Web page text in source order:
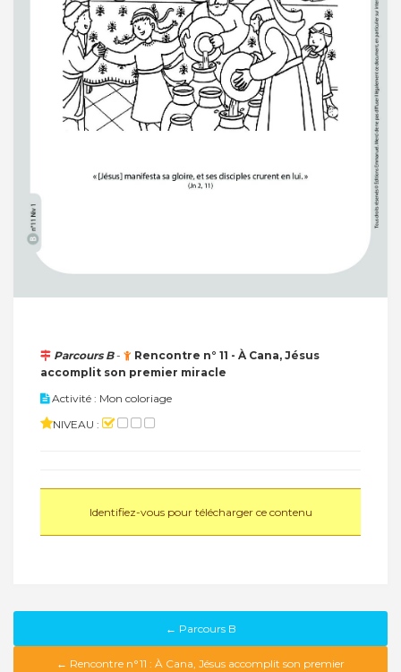
Parcours B-
Rencontre n° 11 - À Cana, Jésus
accomplit son premier miracle
Activité : Mon coloriage
NIVEAU :
Identifiez-vous pour télécharger ce contenu
← Parcours B
← Rencontre n°11 : À Cana, Jésus accomplit son premier